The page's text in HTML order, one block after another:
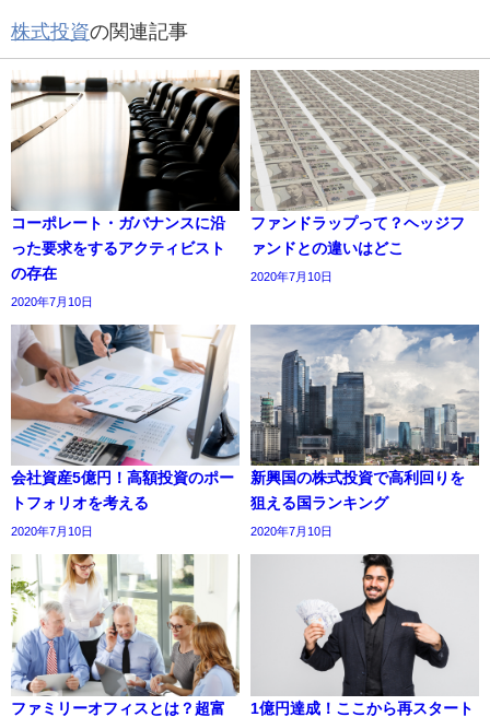
株式投資の関連記事
コーポレート・ガバナンスに沿
った要求をするアクティビスト
の存在
2020年7月10日
ファンドラップって？ヘッジフ
ァンドとの違いはどこ
2020年7月10日
会社資産5億円！高額投資のポー
トフォリオを考える
2020年7月10日
新興国の株式投資で高利回りを
狙える国ランキング
2020年7月10日
ファミリーオフィスとは？超富
1億円達成！ここから再スタート